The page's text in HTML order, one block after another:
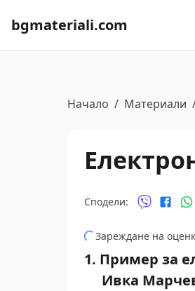
bgmateriali.com
Начало / Материали
Сподели:
Зареждане на
1. Пример за
Ивка